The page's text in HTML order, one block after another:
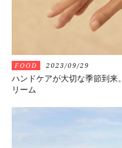
FOOD 2023/09/29
ハンドケアが大切な季節到来
リーム